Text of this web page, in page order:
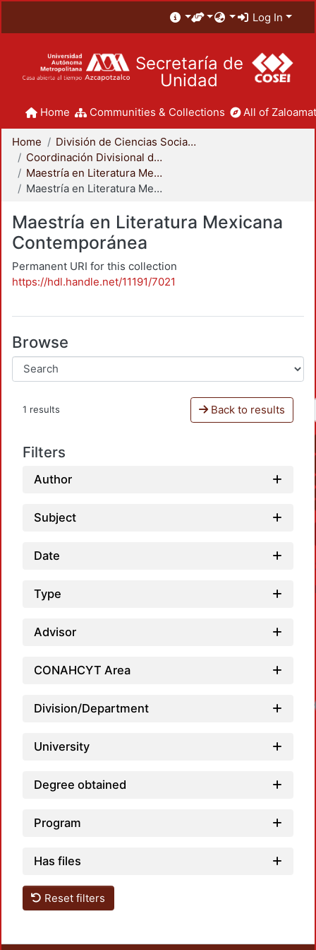
Log In
Secretaría de
Unidad
Home Communities & Collections All of
Home
División de Ciencias Sociales y Humanidades
Coordinación Divisional de Posgrado
Maestría en Literatura Mexicana Contemporánea
Maestría en Literatura Mexicana Contemporánea
Maestría en Literatura Mexicana
Contemporánea
Permanent URI for this collection
https://hdl.handle.net/11191/7021
Browse
1 results Back to results
Filters
Author
Subject
Date
Type
Advisor
CONAHCYT Area
Division/Department
University
Degree obtained
Program
Has files
Reset filters